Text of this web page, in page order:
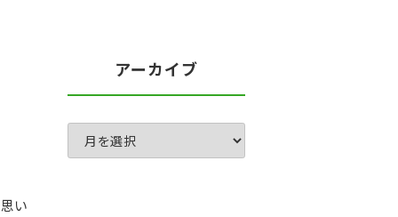
い
アーカイブ